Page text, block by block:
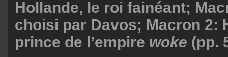
Hollande, le roi fainéant;
choisi par Davos; Macron 2:
prince de l’empire woke (pp.